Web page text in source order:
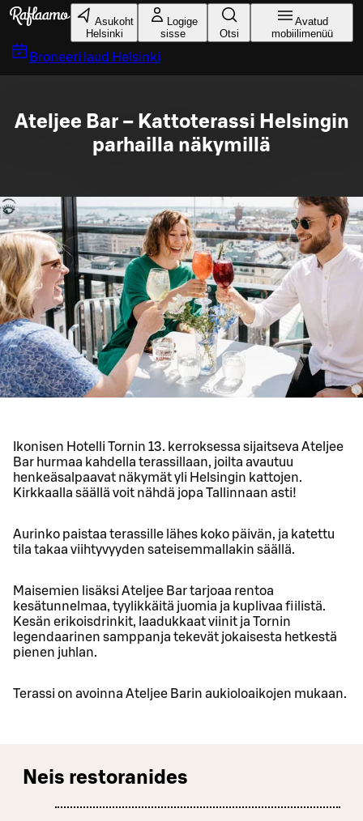
Liigu peamise sisu juurde
Asukoht
Helsinki
Logige
sisse
Otsi
Avatud
mobiilimenüü
Broneeri laud Helsinki
Ateljee Bar – Kattoterassi Helsingin
parhailla näkymillä
Ikonisen Hotelli Tornin 13. kerroksessa sijaitseva Ateljee
Bar hurmaa kahdella terassillaan, joilta avautuu
henkeäsalpaavat näkymät yli Helsingin kattojen.
Kirkkaalla säällä voit nähdä jopa Tallinnaan asti!
Aurinko paistaa terassille lähes koko päivän, ja katettu
tila takaa viihtyvyyden sateisemmallakin säällä.
Maisemien lisäksi Ateljee Bar tarjoaa rentoa
kesätunnelmaa, tyylikkäitä juomia ja kuplivaa fiilistä.
Kesän erikoisdrinkit, laadukkaat viinit ja Tornin
legendaarinen samppanja tekevät jokaisesta hetkestä
pienen juhlan.
Terassi on avoinna Ateljee Barin aukioloaikojen mukaan.
Neis restoranides